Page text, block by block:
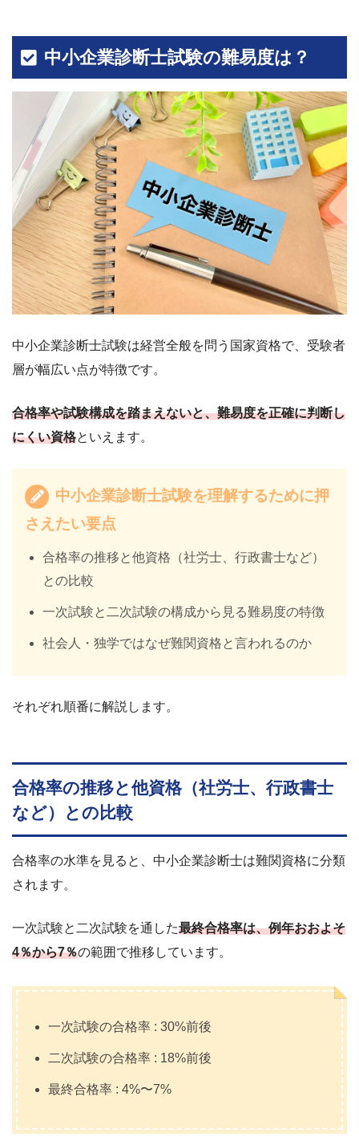
中小企業診断士試験の難易度は？
中小企業診断士試験は経営全般を問う国家資格で、受験者
層が幅広い点が特徴です。
合格率や試験構成を踏まえないと、難易度を正確に判断し
にくい資格といえます。
中小企業診断士試験を理解するために押
さえたい要点
合格率の推移と他資格（社労士、行政書士など）
との比較
一次試験と二次試験の構成から見る難易度の特徴
社会人・独学ではなぜ難関資格と言われるのか
それぞれ順番に解説します。
合格率の推移と他資格（社労士、行政書士
など）との比較
合格率の水準を見ると、中小企業診断士は難関資格に分類
されます。
一次試験と二次試験を通した最終合格率は、例年おおよそ
4％から7％の範囲で推移しています。
一次試験の合格率 : 30%前後
二次試験の合格率 : 18%前後
最終合格率 : 4%〜7%